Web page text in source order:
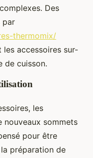
Des
par
thermomix/
accessoires sur-
de cuisson.
les
nouveaux sommets
pour être
préparation de